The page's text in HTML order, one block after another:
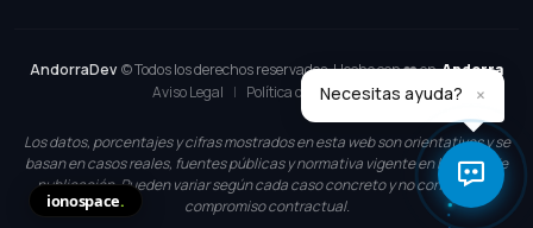
AndorraDev © Todos los derechos reservados. Hecho con ❤️ enAndorra
Aviso Legal | Política de Privacidad
Los datos, porcentajes y cifras mostrados en esta web son orientativos y se
basan en casos reales, fuentes públicas y normativa vigente en la fecha de
publicación. Pueden variar según cada caso concreto y no constituyen
compromiso contractual.
ionospace.
Necesitas ayuda? ×